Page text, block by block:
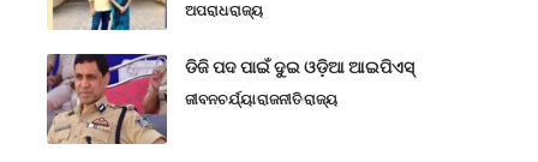
ଅପରାଧରାଜ୍ୟ
ଡିଜି ପଦ ପାଇଁ ଦୁଇ ଓଡ଼ିଆ ଆଇପିଏସ୍
ଜୀବନଚର୍ଯ୍ୟାରାଜନୀତିରାଜ୍ୟ